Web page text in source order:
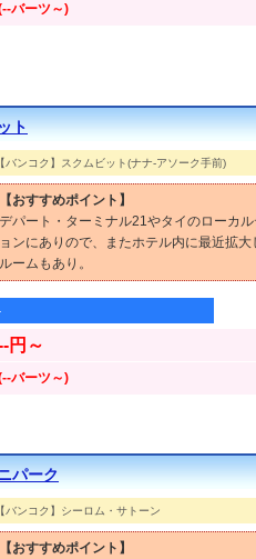
バーツ～)
ト
【バンコク】スクムビット(ナナ-アソーク手前)
【おすすめポイント】
デパート・ターミナル21やタイのローカ
ョンにありので、またホテル内に最近拡
ルームもあり。
円～
バーツ～)
パーク
【バンコク】シーロム・サトーン
【おすすめポイント】